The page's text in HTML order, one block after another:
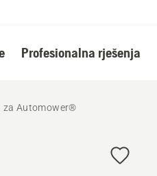
Profesionalna rješenja
za Automower®